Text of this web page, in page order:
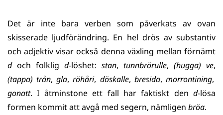
Det är inte bara verben som påverkats av ovan
skisserade ljudförändring. En hel drös av substantiv
och adjektiv visar också denna växling mellan förnämt
doch folklig d-löshet: stan, tunnbrörulle, (hugga) ve,
(tappa) trån, gla, röhåri, döskalle, bresida, morrontining,
gonatt. I åtminstone ett fall har faktiskt den d-lösa
formen kommit att avgå med segern, nämligen bröa.